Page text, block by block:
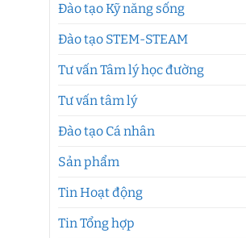
Đào tạo Kỹ năng sống
Đào tạo STEM-STEAM
Tư vấn Tâm lý học đường
Tư vấn tâm lý
Đào tạo Cá nhân
Sản phẩm
Tin Hoạt động
Tin Tổng hợp